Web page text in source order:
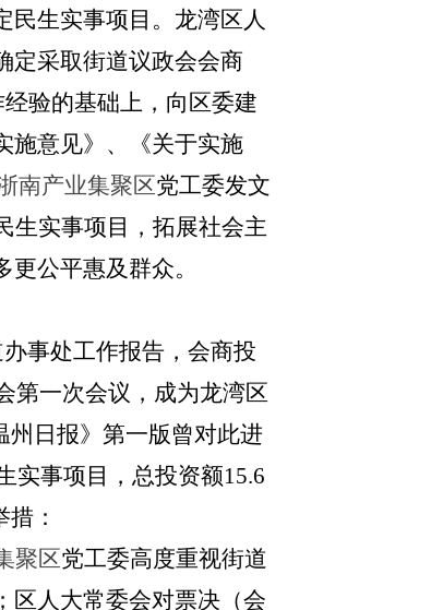
民生实事项目 。龙湾区人
定采取街道议政会会商
验的基础上，向区委建
施意见》、《关于实施
南产业集聚区党工委发文
生实事项目，拓展社会主
公平惠及群众。
事处工作报告，会商投
第一次会议，成为龙湾区
州日报》第一版曾对此进
实事项目，总投资额15.6
：
聚区党工委高度重视街道
； 区人大常委会对票决（会